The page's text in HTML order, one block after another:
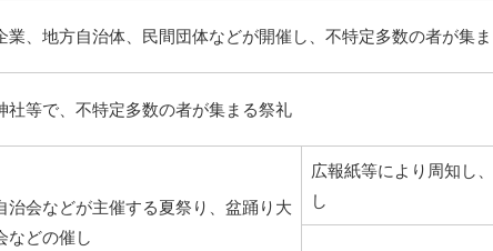
業、地方自治体、民間団体などが開催し、不特定多数の者が集
社等で、不特定多数の者が集まる祭礼
治会などが主催する夏祭り、盆踊り大
などの催し
広報紙等により周知し
し